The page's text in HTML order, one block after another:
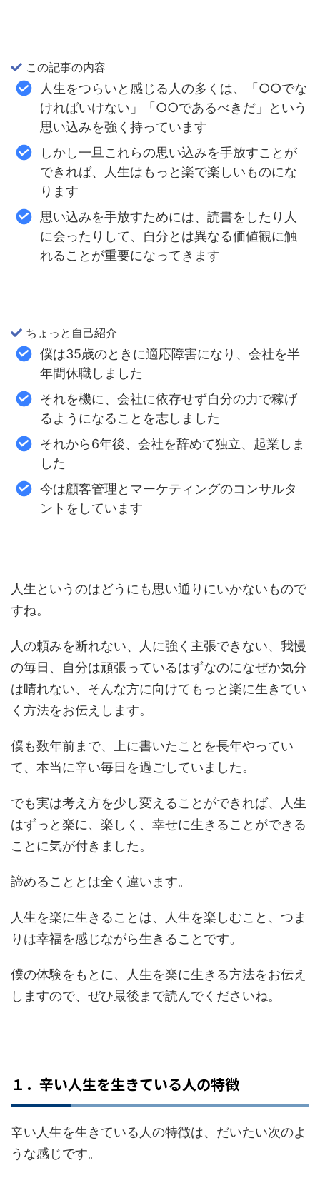
この記事の内容
人生をつらいと感じる人の多くは、「○○でな
ければいけない」「○○であるべきだ」という
思い込みを強く持っています
しかし一旦これらの思い込みを手放すことが
できれば、人生はもっと楽で楽しいものにな
ります
思い込みを手放すためには、読書をしたり人
に会ったりして、自分とは異なる価値観に触
れることが重要になってきます
ちょっと自己紹介
僕は35歳のときに適応障害になり、会社を半
年間休職しました
それを機に、会社に依存せず自分の力で稼げ
るようになることを志しました
それから6年後、会社を辞めて独立、起業しま
した
今は顧客管理とマーケティングのコンサルタ
ントをしています
人生というのはどうにも思い通りにいかないもので
すね。
人の頼みを断れない、人に強く主張できない、我慢
の毎日、自分は頑張っているはずなのになぜか気分
は晴れない、そんな方に向けてもっと楽に生きてい
く方法をお伝えします。
僕も数年前まで、上に書いたことを長年やってい
て、本当に辛い毎日を過ごしていました。
でも実は考え方を少し変えることができれば、人生
はずっと楽に、楽しく、幸せに生きることができる
ことに気が付きました。
諦めることとは全く違います。
人生を楽に生きることは、人生を楽しむこと、つま
りは幸福を感じながら生きることです。
僕の体験をもとに、人生を楽に生きる方法をお伝え
しますので、ぜひ最後まで読んでくださいね。
１．辛い人生を生きている人の特徴
辛い人生を生きている人の特徴は、だいたい次のよ
うな感じです。